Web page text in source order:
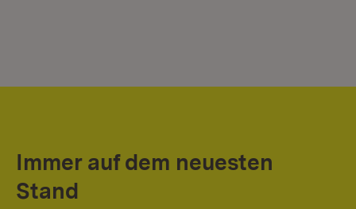
Immer auf dem neuesten
Stand